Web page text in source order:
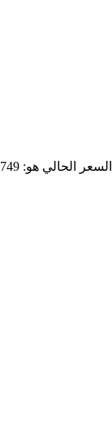
السعر الحالي هو: 749 EGP.